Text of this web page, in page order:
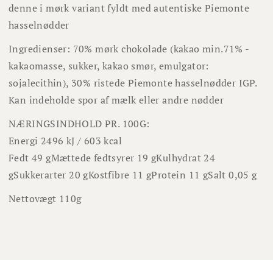
denne i mørk variant fyldt med autentiske Piemonte
hasselnødder
Ingredienser: 70% mørk chokolade (kakao min.71% -
kakaomasse, sukker, kakao smør, emulgator:
sojalecithin), 30% ristede Piemonte hasselnødder IGP.
Kan indeholde spor af mælk eller andre nødder
NÆRINGSINDHOLD PR. 100G:
Energi 2496 kJ / 603 kcal
Fedt 49 gMættede fedtsyrer 19 gKulhydrat 24
gSukkerarter 20 gKostfibre 11 gProtein 11 gSalt 0,05 g
Nettovægt 110g